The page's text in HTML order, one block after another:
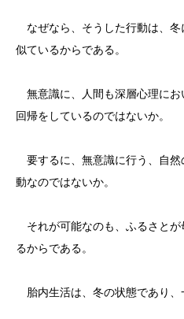
なぜなら、そうした行動は、冬
似ているからである。
無意識に、人間も深層心理にお
回帰をしているのではないか。
要するに、無意識に行う、自
動なのではないか。
それが可能なのも、ふるさとが
るからである。
胎内生活は、冬の状態であり、